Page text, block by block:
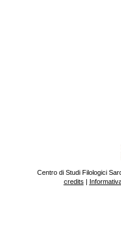
Centro di Studi Filologici
credits |